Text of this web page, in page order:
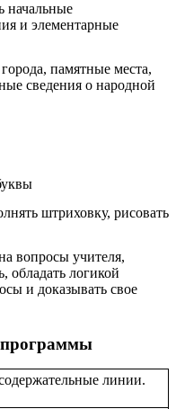
начальные
и элементарные
памятные места,
сведения о народной
штриховку, рисовать
вопросы учителя,
обладать логикой
и доказывать свое
линии.